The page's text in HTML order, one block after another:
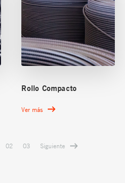
Rollo Compacto
Ver más
02 03 Siguiente